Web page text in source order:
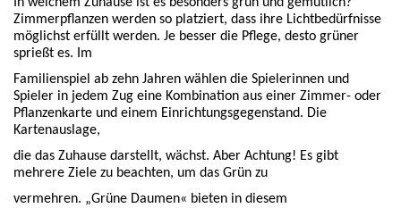
In welchem Zuhause ist es besonders grün und gemütlich?
Zimmerpflanzen werden so platziert, dass ihre Lichtbedürfnisse
möglichst erfüllt werden. Je besser die Pflege, desto grüner
sprießt es. Im
Familienspiel ab zehn Jahren wählen die Spielerinnen und
Spieler in jedem Zug eine Kombination aus einer Zimmer- oder
Pflanzenkarte und einem Einrichtungsgegenstand. Die
Kartenauslage,
die das Zuhause darstellt, wächst. Aber Achtung! Es gibt
mehrere Ziele zu beachten, um das Grün zu
vermehren. „Grüne Daumen« bieten in diesem